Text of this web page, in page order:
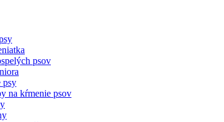
psov
psy
na kŕmenie psov